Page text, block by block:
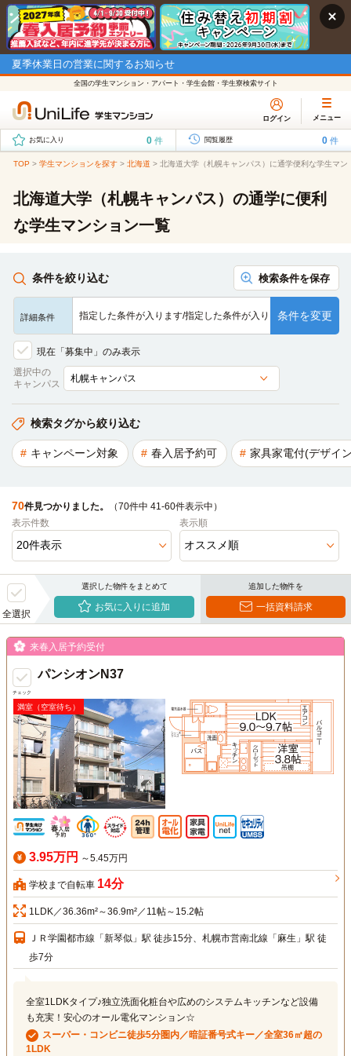
夏季休業日の営業に関するお知らせ
全国の学生マンション・アパート・学生会館・学生寮検索サイト
ログイン メニュー
お気に入り 0 件 閲覧履歴 0 件
TOP > 学生マンションを探す > 北海道 > 北海道大学（札幌キャンパス）に通学便利な学生マン
北海道大学（札幌キャンパス）の通学に便利
な学生マンション一覧
条件を絞り込む 検索条件を保存
詳細条件 指定した条件が入ります/指定した条件が入ります/指定した条…
条件を変更
現在「募集中」のみ表示
選択中の
キャンパス
検索タグから絞り込む
キャンペーン対象 春入居予約可 家具家電付(デザイ
70件見つかりました。
（70件中 41-60件表示中）
表示件数
表示順
全選択
選択した物件をまとめて
お気に入りに追加
追加した物件を
一括資料請求
チェック
来春入居予約受付
パンシオンN37
満室（空室待ち）
3.95万円 ～5.45万円
学校まで自転車 14分
1LDK／36.36m²～36.9m²／11帖～15.2帖
ＪＲ学園都市線「新琴似」駅 徒歩15分、札幌市営南北線「麻生」駅 徒
歩7分
全室1LDKタイプ♪独立洗面化粧台や広めのシステムキッチンなど設備
も充実！安心のオール電化マンション☆
スーパー・コンビニ徒歩5分圏内／暗証番号式キー／全室36㎡超の
1LDK